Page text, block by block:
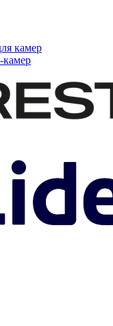
камер
камер